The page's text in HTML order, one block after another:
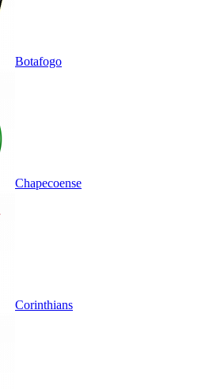
Botafogo
Chapecoense
Corinthians